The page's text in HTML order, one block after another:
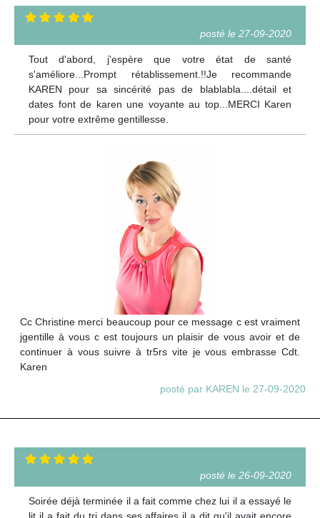
posté le 27-09-2020
Tout d'abord, j'espère que votre état de santé
s'améliore...Prompt rétablissement.!!Je recommande
KAREN pour sa sincérité pas de blablabla....détail et
dates font de karen une voyante au top...MERCI Karen
pour votre extrême gentillesse.
Cc Christine merci beaucoup pour ce message c est vraiment
jgentille à vous c est toujours un plaisir de vous avoir et de
continuer à vous suivre à tr5rs vite je vous embrasse Cdt.
Karen
posté par KAREN le 27-09-2020
posté le 26-09-2020
Soirée déjà terminée il a fait comme chez lui il a essayé le
lit il a fait du tri dans ses affaires il a dit qu'il avait encore